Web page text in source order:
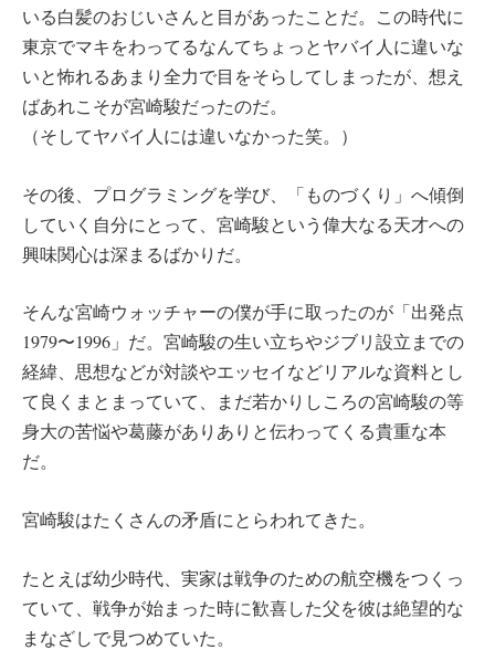
いる白髪のおじいさんと目があったことだ。この時代に
東京でマキをわってるなんてちょっとヤバイ人に違いな
いと怖れるあまり全力で目をそらしてしまったが、想え
ばあれこそが宮崎駿だったのだ。
（そしてヤバイ人には違いなかった笑。）
その後、プログラミングを学び、「ものづくり」へ傾倒
していく自分にとって、宮崎駿という偉大なる天才への
興味関心は深まるばかりだ。
そんな宮崎ウォッチャーの僕が手に取ったのが「出発点
1979〜1996」だ。宮崎駿の生い立ちやジブリ設立までの
経緯、思想などが対談やエッセイなどリアルな資料とし
て良くまとまっていて、まだ若かりしころの宮崎駿の等
身大の苦悩や葛藤がありありと伝わってくる貴重な本
だ。
宮崎駿はたくさんの矛盾にとらわれてきた。
たとえば幼少時代、実家は戦争のための航空機をつくっ
ていて、戦争が始まった時に歓喜した父を彼は絶望的な
まなざしで見つめていた。